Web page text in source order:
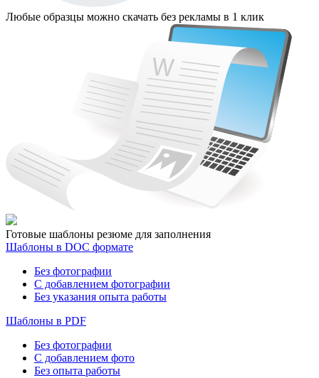
Любые образцы можно скачать без рекламы в 1 клик
Готовые шаблоны резюме для заполнения
Шаблоны в DOC формате
Без фотографии
С добавлением фотографии
Без указания опыта работы
Шаблоны в PDF
Без фотографии
С добавлением фото
Без опыта работы